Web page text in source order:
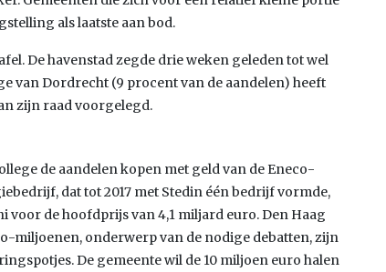
als laatste aan bod.
De havenstad zegde drie weken geleden tot wel
van Dordrecht (9 procent van de aandelen) heeft
zijn raad voorgelegd.
de aandelen kopen met geld van de Eneco-
dat tot 2017 met Stedin één bedrijf vormde,
voor de hoofdprijs van 4,1 miljard euro. Den Haag
miljoenen, onderwerp van de nodige debatten, zijn
De gemeente wil de 10 miljoen euro halen